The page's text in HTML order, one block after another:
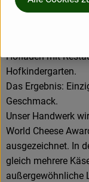
unseren Hof als
unsere
Hofladen mit
Hofkindergarten.
Das Ergebnis:
Geschmack.
Unser Handwerk
World Cheese
ausgezeichnet. In
gleich mehrere
außergewöhnliche